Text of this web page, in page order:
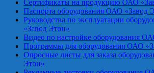
Сертификаты на продукцию ОАО
Паспорта оборудования ОАО «Завод
Руководства по эксплуатации
«Завод Этон»
Видео по настройке оборудования
Программы для оборудования ОАО
Опросные листы для заказа
Этон»